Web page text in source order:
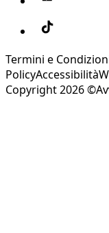
Termini e
PolicyAccessibilità
Copyright 2026